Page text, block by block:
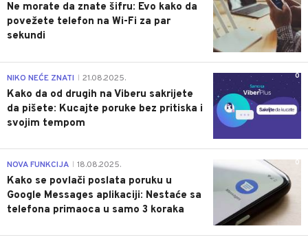
Ne morate da znate šifru: Evo kako da
povežete telefon na Wi-Fi za par
sekundi
0
NIKO NEĆE ZNATI 21.08.2025.
Kako da od drugih na Viberu sakrijete
da pišete: Kucajte poruke bez pritiska i
svojim tempom
0
NOVA FUNKCIJA 18.08.2025.
Kako se povlači poslata poruku u
Google Messages aplikaciji: Nestaće sa
telefona primaoca u samo 3 koraka